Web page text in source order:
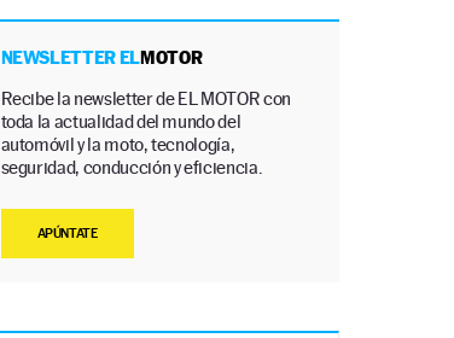
NEWSLETTER ELMOTOR
Recibe la newsletter de EL MOTOR con
toda la actualidad del mundo del
automóvil y la moto, tecnología,
seguridad, conducción y eficiencia.
APÚNTATE